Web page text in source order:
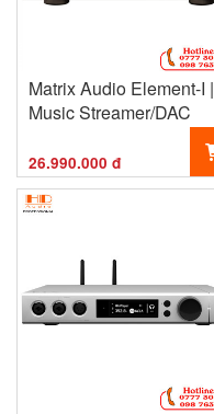
Matrix Audio Element-I |
Music Streamer/DAC
26.990.000 đ